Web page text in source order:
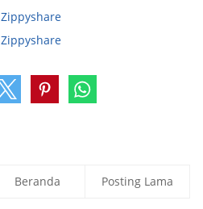
Zippyshare
Zippyshare
Posting Lama
Beranda